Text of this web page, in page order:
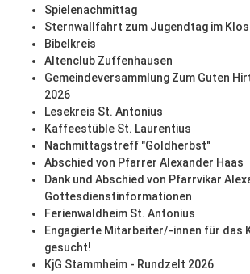
Spielenachmittag
Sternwallfahrt zum Jugendtag im
Bibelkreis
Altenclub Zuffenhausen
Gemeindeversammlung Zum Guten
2026
Lesekreis St. Antonius
Kaffeestüble St. Laurentius
Nachmittagstreff "Goldherbst"
Abschied von Pfarrer Alexander Haas
Dank und Abschied von Pfarrvikar
Gottesdienstinformationen
Ferienwaldheim St. Antonius
Engagierte Mitarbeiter/-innen für das
gesucht!
KjG Stammheim - Rundzelt 2026